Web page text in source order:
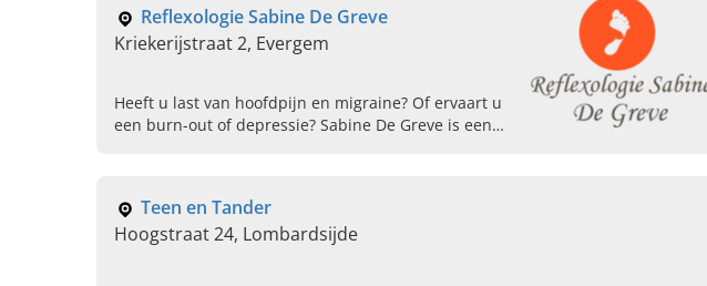
Reflexologie Sabine De Greve
Kriekerijstraat 2, Evergem
Heeft u last van hoofdpijn en migraine? Of ervaart u
een burn-out of depressie? Sabine De Greve is een
Teen en Tander
Hoogstraat 24, Lombardsijde